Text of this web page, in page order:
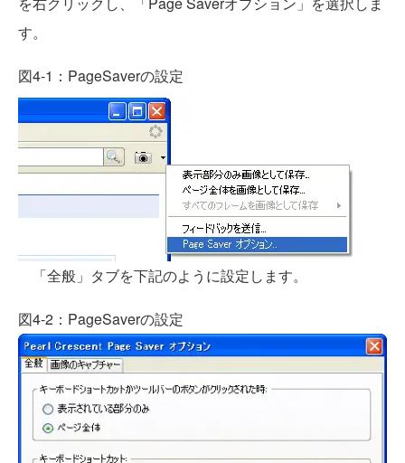
す。
図4-1：PageSaverの設定
「全般」タブを下記のように設定します。
図4-2：PageSaverの設定